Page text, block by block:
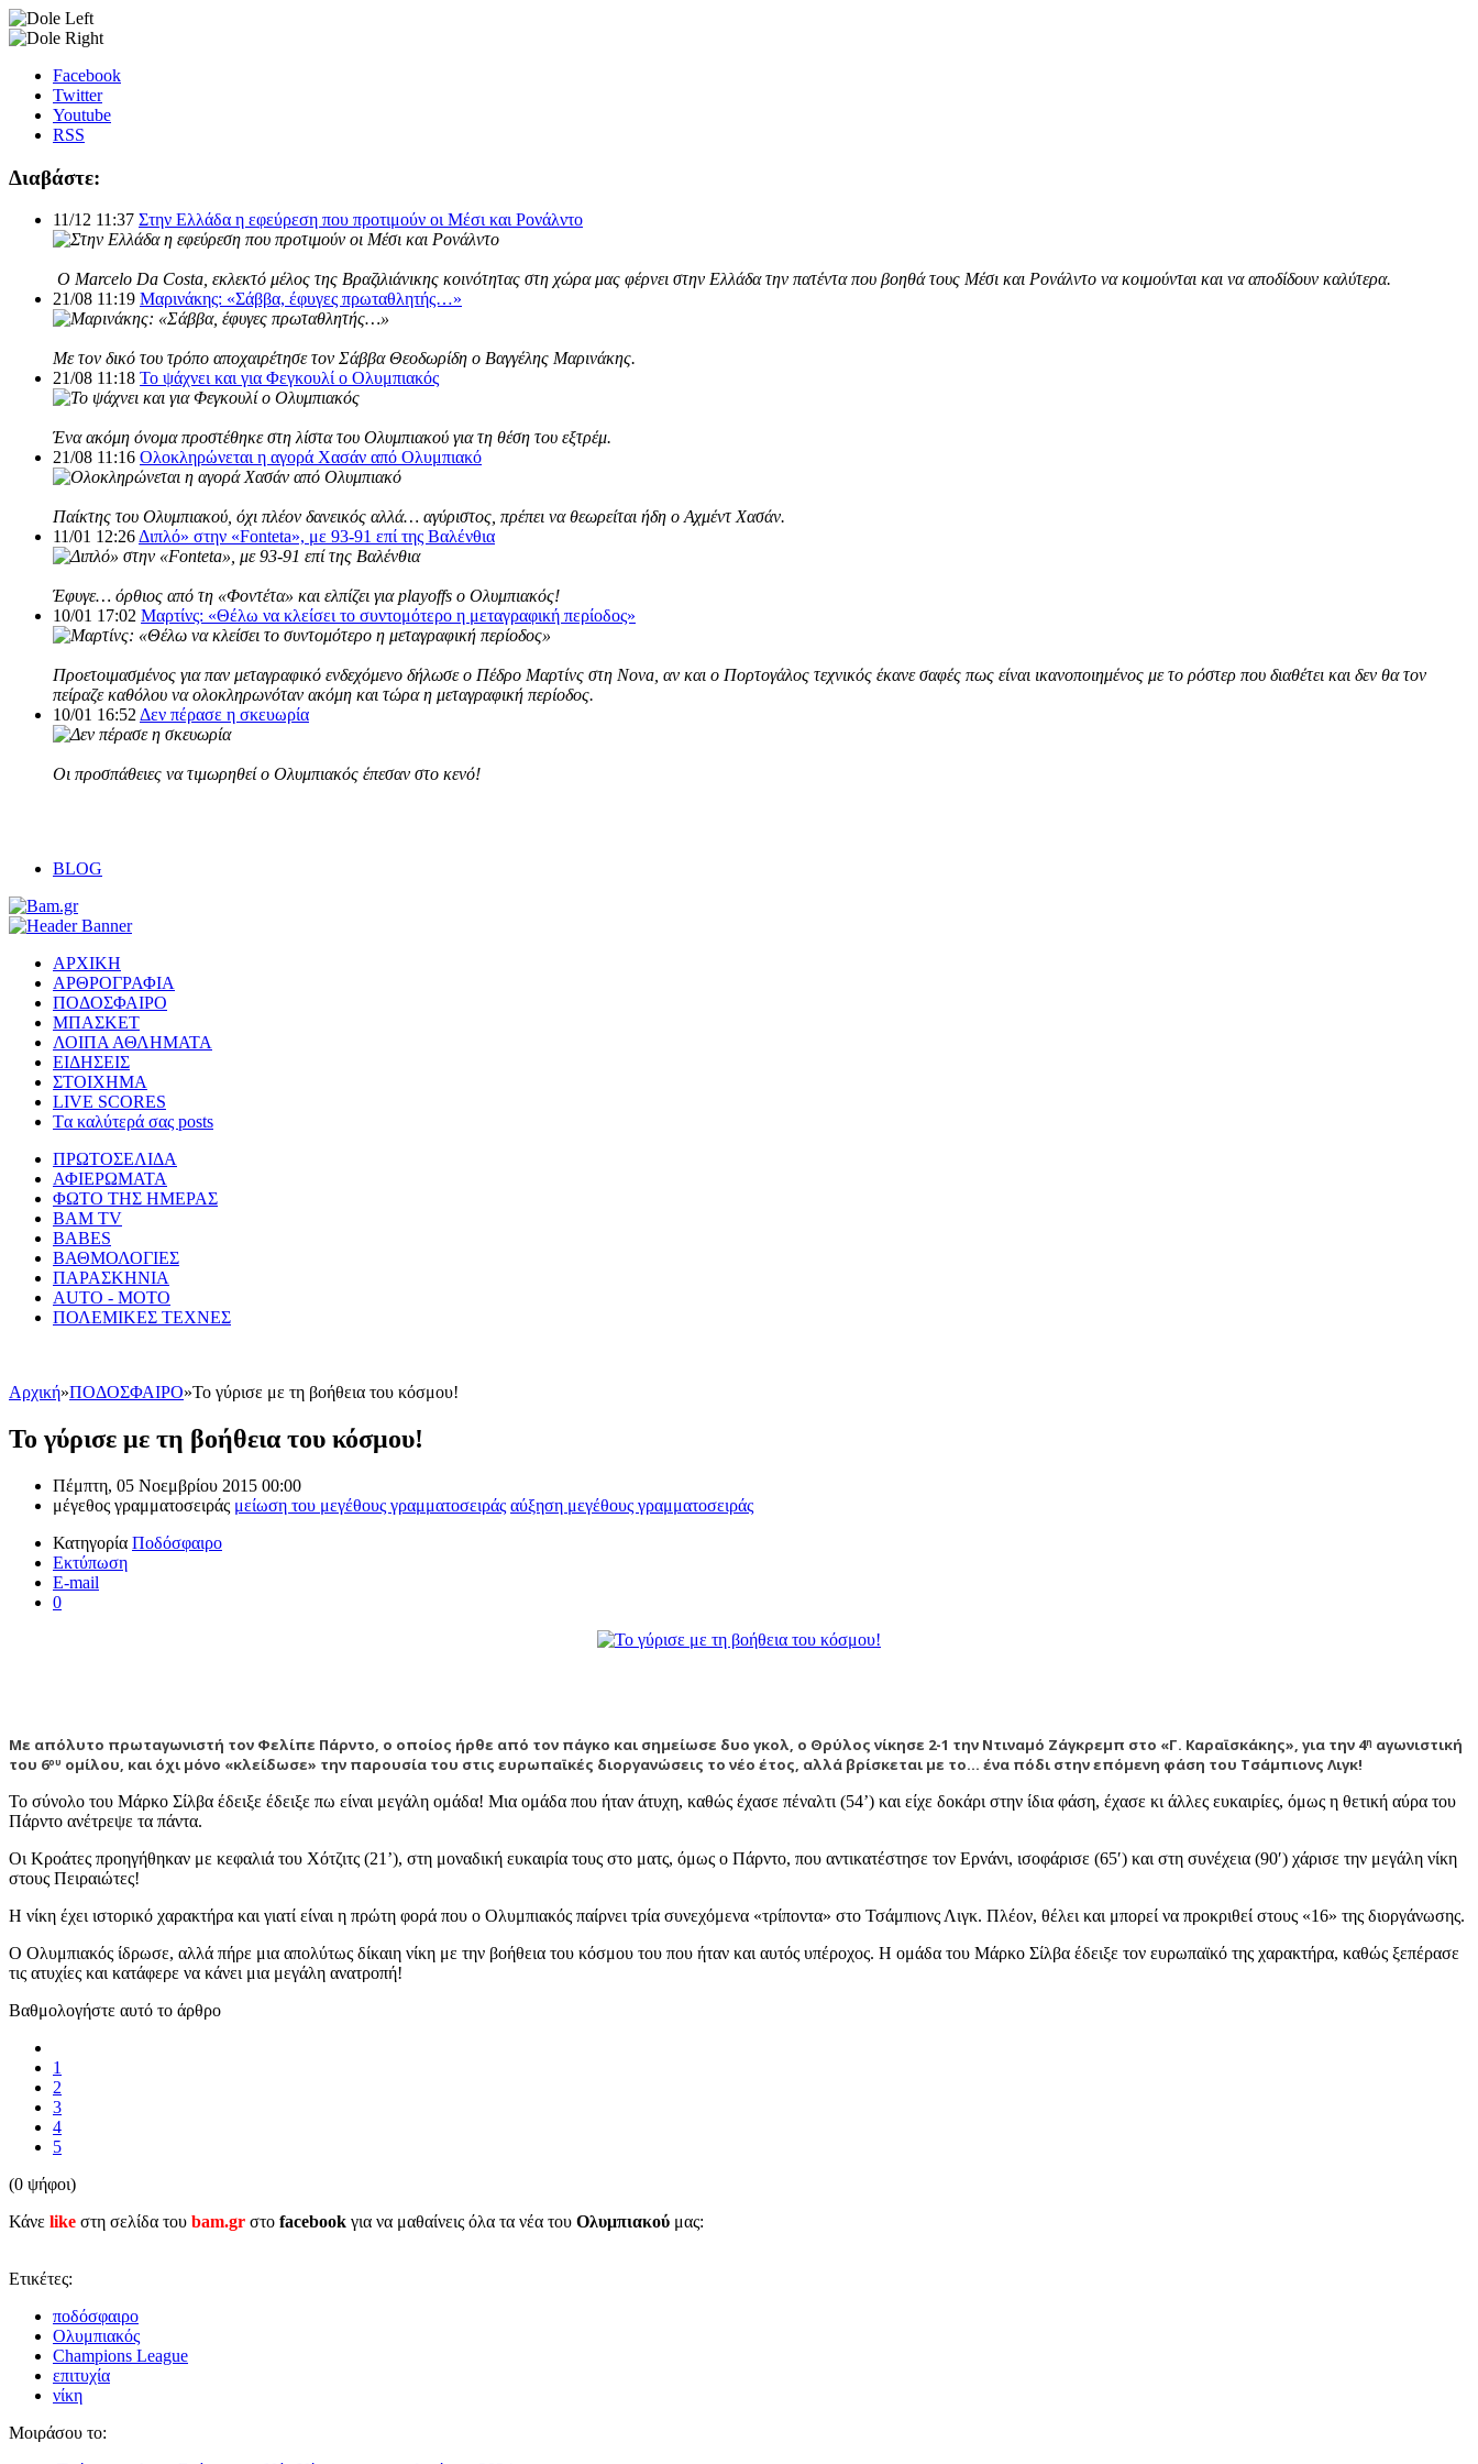
Facebook
Twitter
Youtube
RSS
Διαβάστε:
11/12 11:37 Στην Ελλάδα η εφεύρεση που προτιμούν οι Μέσι και Ρονάλντο
Ο Marcelo Da Costa, εκλεκτό μέλος της Βραζιλιάνικης κοινότητας στη χώρα μας φέρνει στην Ελλάδα την πατέντα που βοηθά τους Μέσι και Ρονάλντο να κοιμούνται και να αποδίδουν καλύτερα.
21/08 11:19 Μαρινάκης: «Σάββα, έφυγες πρωταθλητής…»
Με τον δικό του τρόπο αποχαιρέτησε τον Σάββα Θεοδωρίδη ο Βαγγέλης Μαρινάκης.
21/08 11:18 Το ψάχνει και για Φεγκουλί ο Ολυμπιακός
Ένα ακόμη όνομα προστέθηκε στη λίστα του Ολυμπιακού για τη θέση του εξτρέμ.
21/08 11:16 Ολοκληρώνεται η αγορά Χασάν από Ολυμπιακό
Παίκτης του Ολυμπιακού, όχι πλέον δανεικός αλλά… αγύριστος, πρέπει να θεωρείται ήδη ο Αχμέντ Χασάν.
11/01 12:26Διπλό» στην «Fonteta», με 93-91 επί της Βαλένθια
Έφυγε… όρθιος από τη «Φοντέτα» και ελπίζει για playoffs ο Ολυμπιακός!
10/01 17:02 Μαρτίνς: «Θέλω να κλείσει το συντομότερο η μεταγραφική περίοδος»
Προετοιμασμένος για παν μεταγραφικό ενδεχόμενο δήλωσε ο Πέδρο Μαρτίνς στη Nova, αν και ο Πορτογάλος τεχνικός έκανε σαφές πως είναι ικανοποιημένος με το ρόστερ που διαθέτει και δεν θα τον
πείραζε καθόλου να ολοκληρωνόταν ακόμη και τώρα η μεταγραφική περίοδος.
10/01 16:52Δεν πέρασε η σκευωρία
Οι προσπάθειες να τιμωρηθεί o Ολυμπιακός έπεσαν στο κενό!
BLOG
ΑΡΧΙΚΗ
ΑΡΘΡΟΓΡΑΦΙΑ
ΠΟΔΟΣΦΑΙΡΟ
ΜΠΑΣΚΕΤ
ΛΟΙΠΑ ΑΘΛΗΜΑΤΑ
ΕΙΔΗΣΕΙΣ
ΣΤΟΙΧΗΜΑ
LIVE SCORES
Tα καλύτερά σας posts
ΠΡΩΤΟΣΕΛΙΔΑ
ΑΦΙΕΡΩΜΑΤΑ
ΦΩΤΟ ΤΗΣ ΗΜΕΡΑΣ
BAM TV
BABES
ΒΑΘΜΟΛΟΓΙΕΣ
ΠΑΡΑΣΚΗΝΙΑ
AUTO - MOTO
ΠΟΛΕΜΙΚΕΣ ΤΕΧΝΕΣ
Αρχική»ΠΟΔΟΣΦΑΙΡΟ»Το γύρισε με τη βοήθεια του κόσμου!
Το γύρισε με τη βοήθεια του κόσμου!
Πέμπτη, 05 Νοεμβρίου 2015 00:00
μέγεθος γραμματοσειράς μείωση του μεγέθους γραμματοσειράς αύξηση μεγέθους γραμματοσειράς
Κατηγορία Ποδόσφαιρο
Εκτύπωση
E-mail
0
Με απόλυτο πρωταγωνιστή τον Φελίπε Πάρντο, ο οποίος ήρθε από τον πάγκο και σημείωσε δυο γκολ, ο Θρύλος νίκησε 2-1 την Ντιναμό Ζάγκρεμπ στο «Γ. Καραϊσκάκης», για την 4η αγωνιστική
του 6ου ομίλου, και όχι μόνο «κλείδωσε» την παρουσία του στις ευρωπαϊκές διοργανώσεις το νέο έτος, αλλά βρίσκεται με το… ένα πόδι στην επόμενη φάση του Τσάμπιονς Λιγκ!
Το σύνολο του Μάρκο Σίλβα έδειξε έδειξε πω είναι μεγάλη ομάδα! Μια ομάδα που ήταν άτυχη, καθώς έχασε πέναλτι (54’) και είχε δοκάρι στην ίδια φάση, έχασε κι άλλες ευκαιρίες, όμως η θετική αύρα του
Πάρντο ανέτρεψε τα πάντα.
Οι Κροάτες προηγήθηκαν με κεφαλιά του Χότζιτς (21’), στη μοναδική ευκαιρία τους στο ματς, όμως ο Πάρντο, που αντικατέστησε τον Ερνάνι, ισοφάρισε (65′) και στη συνέχεια (90′) χάρισε την μεγάλη νίκη
στους Πειραιώτες!
Η νίκη έχει ιστορικό χαρακτήρα και γιατί είναι η πρώτη φορά που ο Ολυμπιακός παίρνει τρία συνεχόμενα «τρίποντα» στο Τσάμπιονς Λιγκ. Πλέον, θέλει και μπορεί να προκριθεί στους «16» της διοργάνωσης.
Ο Ολυμπιακός ίδρωσε, αλλά πήρε μια απολύτως δίκαιη νίκη με την βοήθεια του κόσμου του που ήταν και αυτός υπέροχος. Η ομάδα του Μάρκο Σίλβα έδειξε τον ευρωπαϊκό της χαρακτήρα, καθώς ξεπέρασε
τις ατυχίες και κατάφερε να κάνει μια μεγάλη ανατροπή!
Βαθμολογήστε αυτό το άρθρο
1
2
3
4
5
(0 ψήφοι)
Κάνε like στη σελίδα του bam.gr στο facebook για να μαθαίνεις όλα τα νέα του Ολυμπιακού μας:
Ετικέτες:
ποδόσφαιρο
Ολυμπιακός
Champions League
επιτυχία
νίκη
Μοιράσου το: